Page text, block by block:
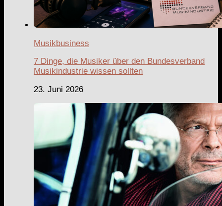
Musikbusiness
7 Dinge, die Musiker über den Bundesverband
Musikindustrie wissen sollten
23. Juni 2026